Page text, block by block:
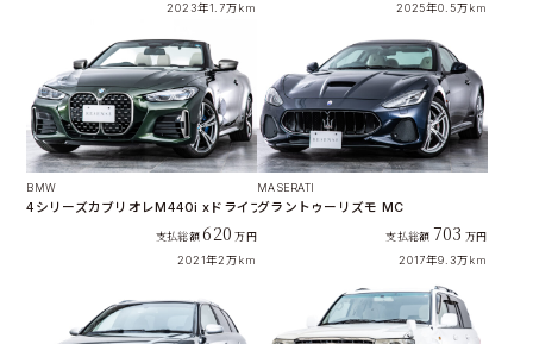
2023年1.7万km 2025年0.5万km
BMW
4シリーズカブリオレM440i xドライブ 4WD
支払総額620 万円
2021年2万km
MASERATI
グラントゥーリズモ MC
支払総額 703 万円
2017年9.3万km